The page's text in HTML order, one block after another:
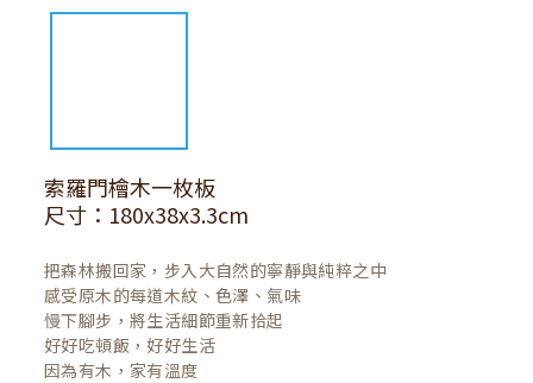
索羅門檜木一枚板
尺寸：180x38x3.3cm
把森林搬回家，步入大自然的寧靜與純粹之中
感受原木的每道木紋、色澤、氣味
慢下腳步，將生活細節重新拾起
好好吃頓飯，好好生活
因為有木，家有溫度